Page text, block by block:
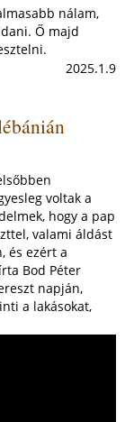
nálam,
Ő majd
2025.1.9
voltak a
hogy a pap
valami áldást
és ezért a
Bod Péter
napján,
a lakásokat,